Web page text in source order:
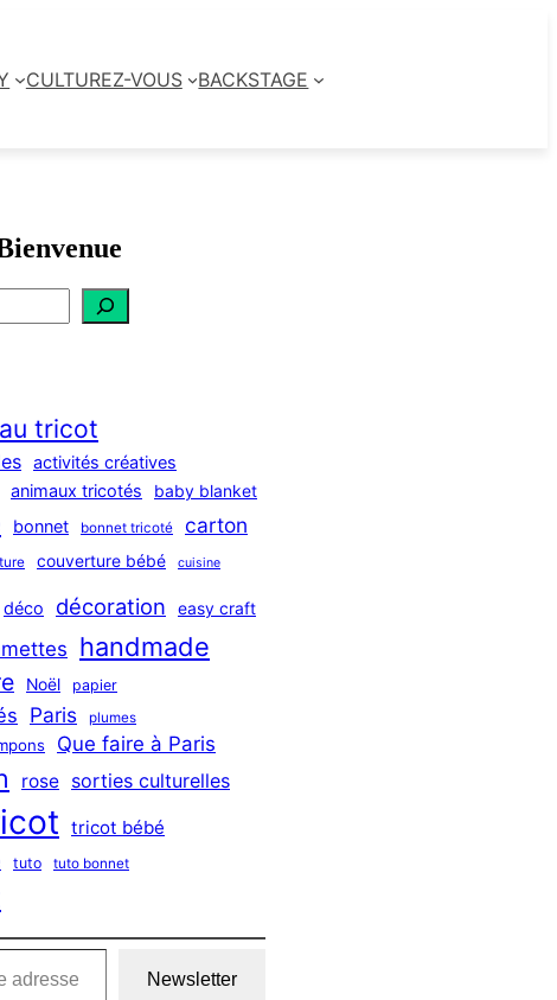
CULTUREZ-VOUS BACKSTAGE
tricot
activités créatives
animaux tricotés baby blanket
bonnet bonnet tricoté carton
couverture bébé cuisine
déco décoration easy craft
handmade
Noël papier
Paris plumes
Que faire à Paris
rose sorties culturelles
tricot bébé
tuto tuto bonnet
Newsletter